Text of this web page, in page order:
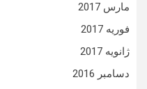
مارس 2017
فوریه 2017
ژانویه 2017
دسامبر 2016